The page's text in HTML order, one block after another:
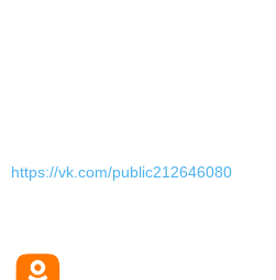
https://vk.com/public212646080